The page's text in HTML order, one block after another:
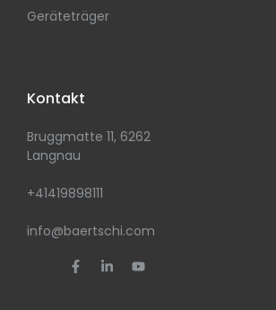
Geräteträger
Kontakt
Bruggmatte 11, 6262
Langnau
+41419898111
info@baertschi.com